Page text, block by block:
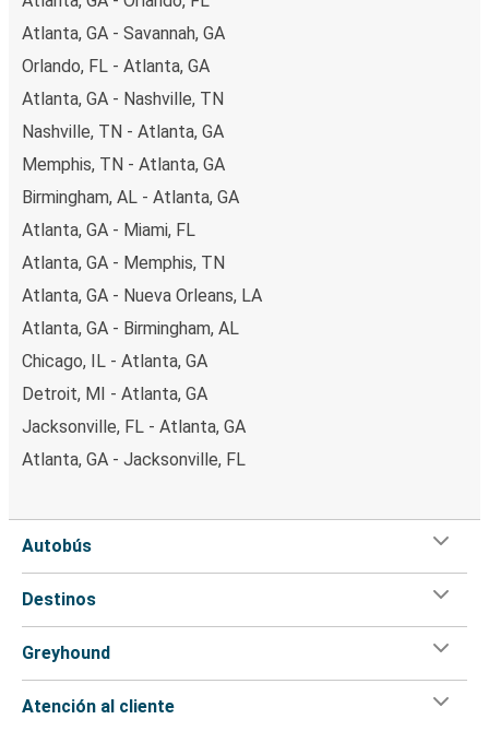
Atlanta, GA - Savannah, GA
Orlando, FL - Atlanta, GA
Atlanta, GA - Nashville, TN
Nashville, TN - Atlanta, GA
Memphis, TN - Atlanta, GA
Birmingham, AL - Atlanta, GA
Atlanta, GA - Miami, FL
Atlanta, GA - Memphis, TN
Atlanta, GA - Nueva Orleans, LA
Atlanta, GA - Birmingham, AL
Chicago, IL - Atlanta, GA
Detroit, MI - Atlanta, GA
Jacksonville, FL - Atlanta, GA
Atlanta, GA - Jacksonville, FL
Autobús
Destinos
Greyhound
Atención al cliente